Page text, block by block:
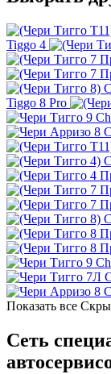
Tiggo 4
Tiggo 8 Pro
Показать все
Сеть